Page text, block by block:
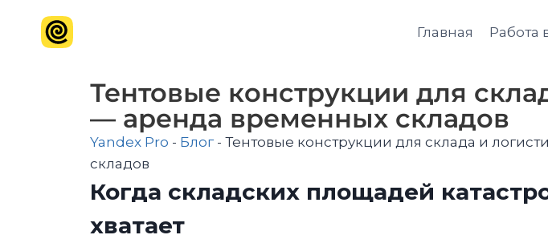
Главная Работа
Тентовые конструкции для
— аренда временных складов
Yandex Pro - Блог- Тентовые конструкции для склада и
складов
Когда складских площадей
хватает